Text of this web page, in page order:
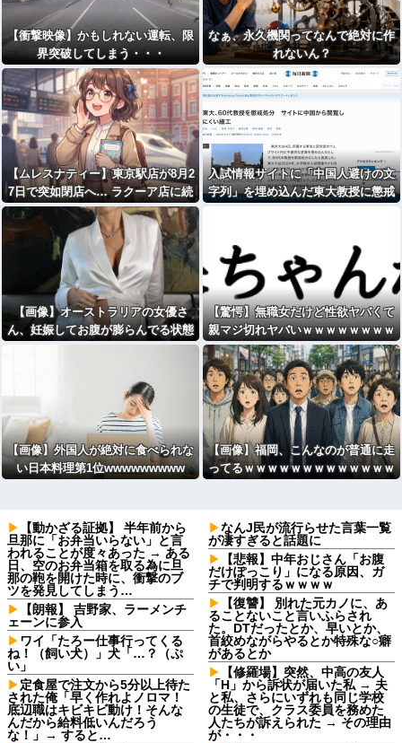
【衝撃映像】かもしれない運転、限
界突破してしまう・・・
なぁ、永久機関ってなんで絶対に作
れないん？
【ムレスナティー】東京駅店が8月2
7日で突如閉店へ… ラクーア店に続
く発表に紅茶ファンから「またか」
「手軽に買えたのに」と嘆きの声
入試情報サイトに「中国人避けの文
字列」を埋め込んだ東大教授に懲戒
【画像】オーストラリアの女優さ
ん、妊娠してお腹が膨らんでる状態
で雑誌撮影の仕事をしてしまうw
【驚愕】無職女だけど性欲ヤバくて
親マジ切れヤバいｗｗｗｗｗｗｗｗ
wwww
【画像】外国人が絶対に食べられな
い日本料理第1位wwwwwwwww
【画像】福岡、こんなのが普通に走
ってるｗｗｗｗｗｗｗｗｗｗｗｗｗ
【動かざる証拠】 半年前から
旦那に「お弁当いらない」と言
われることが度々あった → ある
日、空のお弁当箱を取る為に旦
那の鞄を開けた時に、衝撃のブ
ツを発見してしまう…
【朗報】 吉野家、ラーメンチ
ェーンに参入
ワイ「たろー仕事行ってくる
ね！（飼い犬）」犬「…？（ぷ
い」
定食屋で注文から5分以上待た
された俺「早く作れよノロマ！
底辺職はキビキビ動け！そんな
んだから給料低いんだろう
な！」→ すると…
なんJ民が流行らせた言葉一覧
が凄すぎると話題に
【悲報】中年おじさん「お腹
だけぽっこり」になる原因、ガ
チで判明するｗｗｗｗ
【復讐】 別れた元カノに、あ
ることないこと言いふらされ
た。DTだったとか、早いとか、
首絞めながらやるとか特殊な○癖
があるとか
【修羅場】突然、中高の友人
「H」から訴状が届いた私 → 夫
と私、さらにいずれも同じ学校
の生徒で、クラス委員を務めた
人たちが訴えられた → その理由
が・・・